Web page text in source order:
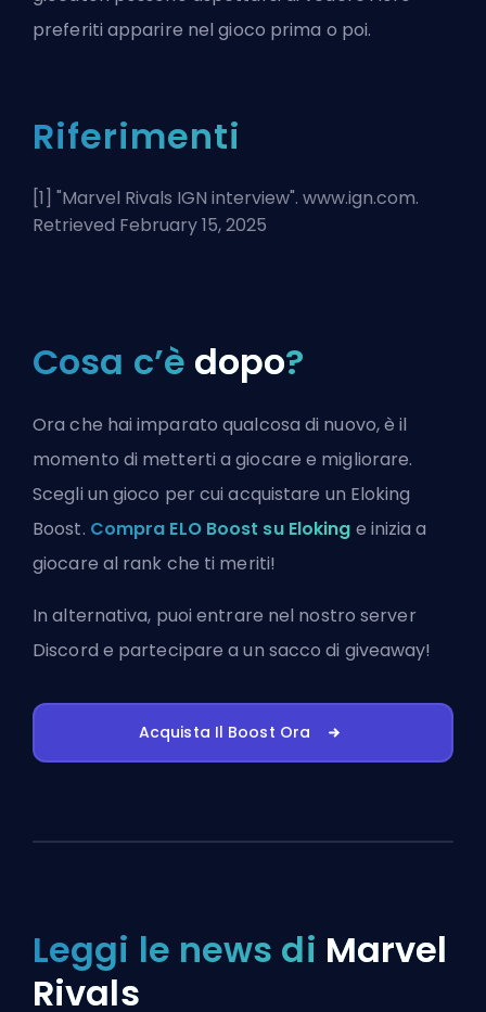
preferiti apparire nel gioco prima o poi.
Riferimenti
[1] "Marvel Rivals IGN interview". www.ign.com.
Retrieved February 15, 2025
Cosa c’è dopo?
Ora che hai imparato qualcosa di nuovo, è il
momento di metterti a giocare e migliorare.
Scegli un gioco per cui acquistare un Eloking
Boost. Compra ELO Boost su Eloking e inizia a
giocare al rank che ti meriti!
In alternativa, puoientrare nel nostro server
Discord e partecipare a un sacco di giveaway!
Acquista Il Boost Ora
Leggi le news di Marvel
Rivals